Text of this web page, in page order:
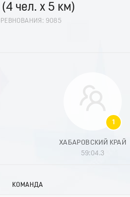
чел. х 5 км)
9085
1
ХАБАРОВСКИЙ КРАЙ
59:04.3
КОМАНДА